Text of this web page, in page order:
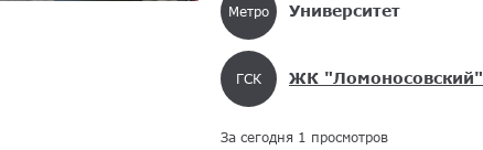
Метро Университет
ГСК ЖК "Ломоносовский"
За сегодня 1 просмотров